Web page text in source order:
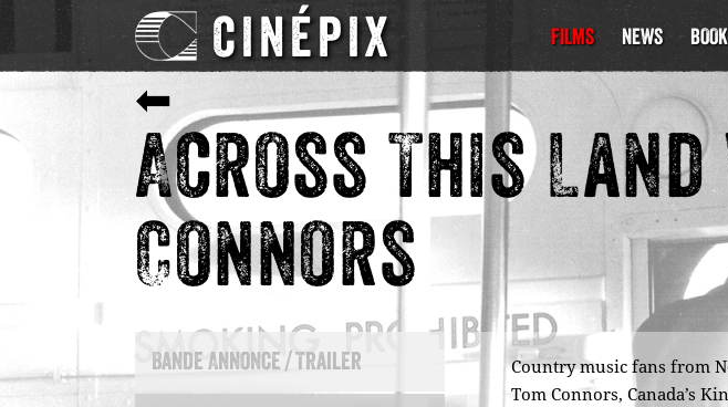
CINÉPIX FILMS NEWS BOOK
⬅
Across This
Connors
Bande Annonce / Trailer
Country music fans from
Tom Connors, Canada’s